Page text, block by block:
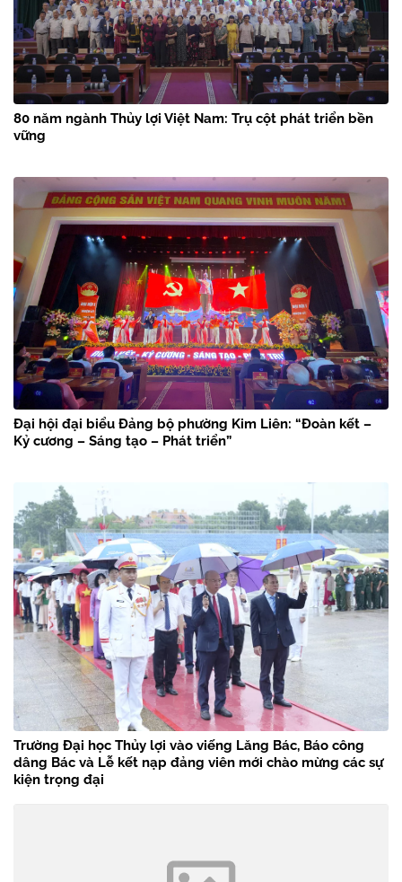
80 năm ngành Thủy lợi Việt Nam: Trụ cột phát triển bền
vững
Đại hội đại biểu Đảng bộ phường Kim Liên: “Đoàn kết –
Kỷ cương – Sáng tạo – Phát triển”
Trường Đại học Thủy lợi vào viếng Lăng Bác, Báo công
dâng Bác và Lễ kết nạp đảng viên mới chào mừng các sự
kiện trọng đại